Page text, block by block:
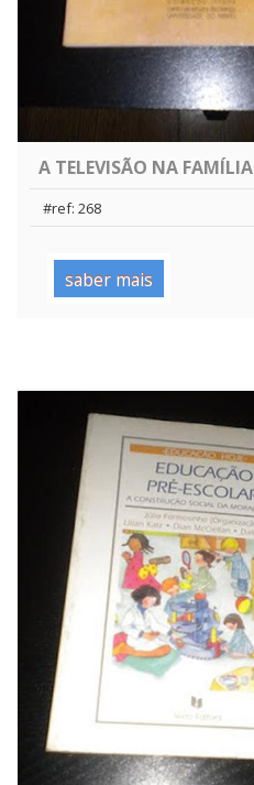
A TELEVISÃO NA FAMÍLIA
#ref: 268
saber mais